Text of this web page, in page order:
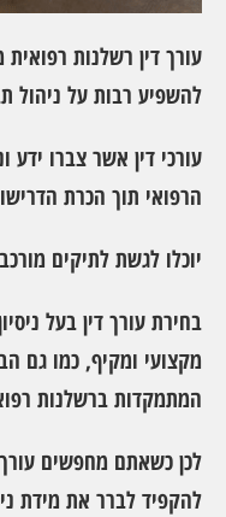
עורך דין רשלנות רפואית
להשפיע רבות על ניהול
עורכי דין אשר צברו ידע
הרפואי תוך הכרת
יוכלו לגשת לתיקים
בחירת עורך דין בעל
מקצועי ומקיף, כמו גם
המתמקדות ברשלנות
לכן כשאתם מחפשים
להקפיד לברר את מידת